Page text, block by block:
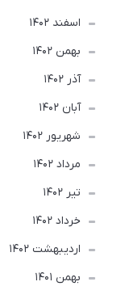
اسفند 1402
بهمن 1402
آذر 1402
آبان 1402
شهریور 1402
مرداد 1402
تير 1402
خرداد 1402
ارديبهشت 1402
بهمن 1401